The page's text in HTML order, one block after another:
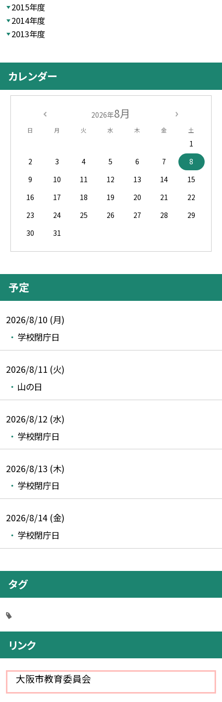
2015年度
2014年度
2013年度
カレンダー
2026年8月
日 月 火 水 木 金 土
1
2
3 4 5 6 7
8
9
10 11 12 13 14
15
16
17 18 19 20 21
22
23
24 25 26 27 28
29
30
31
予定
2026/8/10 (月)
学校閉庁日
2026/8/11 (火)
山の日
2026/8/12 (水)
学校閉庁日
2026/8/13 (木)
学校閉庁日
2026/8/14 (金)
学校閉庁日
タグ
リンク
大阪市教育委員会